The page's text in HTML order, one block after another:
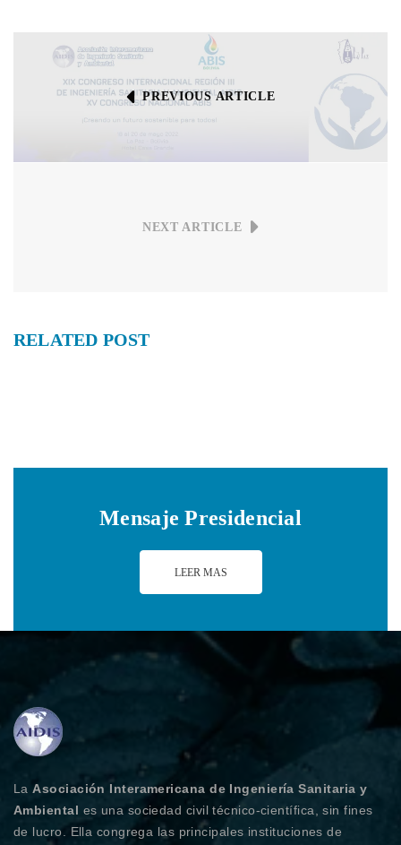
PREVIOUS ARTICLE
NEXT ARTICLE
RELATED POST
Mensaje Presidencial
LEER MAS
LaAsociación Interamericana de Ingeniería Sanitaria y
Ambiental es una sociedad civil técnico-científica, sin fines
de lucro. Ella congrega las principales instituciones de